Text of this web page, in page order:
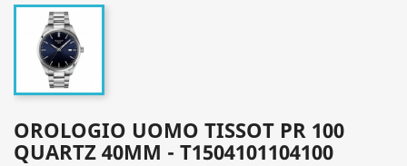
OROLOGIO UOMO TISSOT PR 100
QUARTZ 40MM - T1504101104100